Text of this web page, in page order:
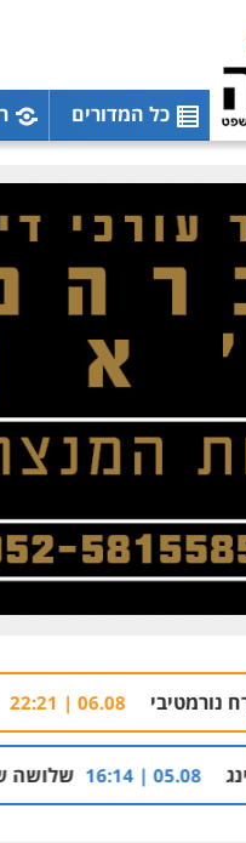
כל המדורים
06.08 | 22:21 בת ים: בן 51 נעצר בחשד לאונס בת 18 בבית מלון
שלושה שוטרים